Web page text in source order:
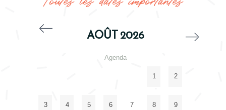
Août 2026
Agenda
1 2
3 4 5 6 7 8 9